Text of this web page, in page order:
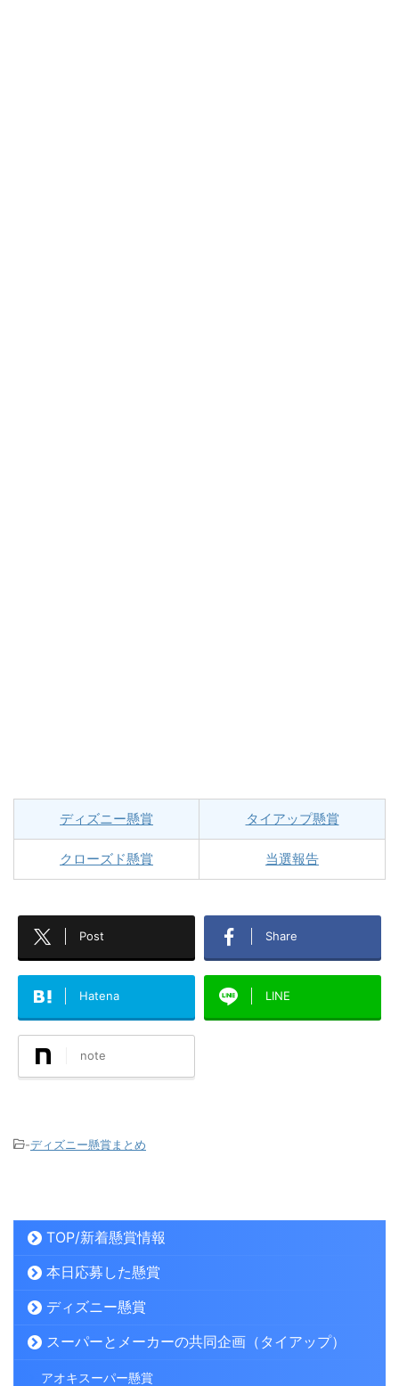
ディズニー懸賞 タイアップ懸賞
クローズド懸賞 当選報告
Post Share
Hatena LINE
note
-ディズニー懸賞まとめ
TOP/新着懸賞情報
本日応募した懸賞
ディズニー懸賞
スーパーとメーカーの共同企画（タイアップ）
アオキスーパー懸賞